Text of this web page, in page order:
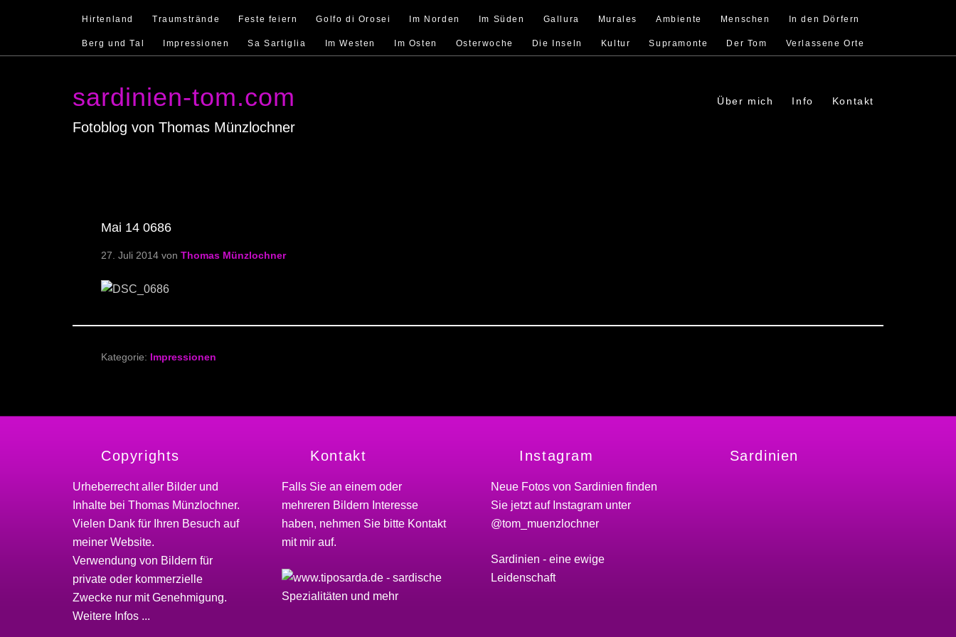
Hirtenland Traumstrände Feste feiern Golfo di Orosei Im Norden Im Süden Gallura Murales Ambiente Menschen In den Dörfern
Berg und Tal Impressionen Sa Sartiglia Im Westen Im Osten Osterwoche Die Inseln Kultur Supramonte Der Tom Verlassene Orte
sardinien-tom.com
Fotoblog von Thomas Münzlochner
Über mich Info Kontakt
Mai 14 0686
27. Juli 2014 von Thomas Münzlochner
Kategorie: Impressionen
Copyrights
Urheberrecht aller Bilder und
Inhalte bei Thomas Münzlochner.
Vielen Dank für Ihren Besuch auf
meiner Website.
Verwendung von Bildern für
private oder kommerzielle
Zwecke nur mit Genehmigung.
Weitere Infos ...
Kontakt
Falls Sie an einem oder
mehreren Bildern Interesse
haben, nehmen Sie bitte Kontakt
mit mir auf.
Instagram
Neue Fotos von Sardinien finden
Sie jetzt auf Instagram unter
@tom_muenzlochner
Sardinien - eine ewige
Leidenschaft
Sardinien